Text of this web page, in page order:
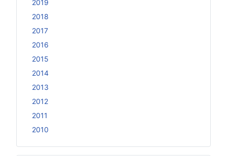
2019
2018
2017
2016
2015
2014
2013
2012
2011
2010